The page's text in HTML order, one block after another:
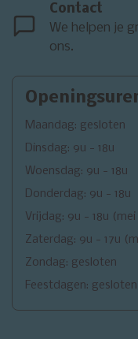
Contact
We helpen je
ons.
Maandag: gesloten
Dinsdag: 9u - 18u
Woensdag: 9u - 18u
Donderdag: 9u - 18u
Vrijdag: 9u - 18u
Zaterdag: 9u - 17u
Zondag: gesloten
Feestdagen: gesloten